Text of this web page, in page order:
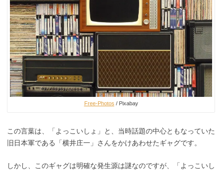
Free-Photos / Pixabay
この言葉は、「よっこいしょ」と、当時話題の中心ともなっていた
旧日本軍である「横井庄一」さんをかけあわせたギャグです。
しかし、このギャグは明確な発生源は謎なのですが、「よっこいし